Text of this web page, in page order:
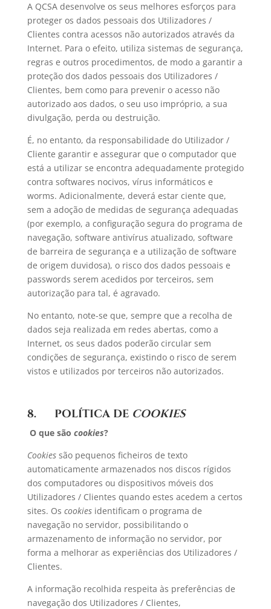
A QCSA desenvolve os seus melhores esforços para
proteger os dados pessoais dos Utilizadores /
Clientes contra acessos não autorizados através da
Internet. Para o efeito, utiliza sistemas de segurança,
regras e outros procedimentos, de modo a garantir a
proteção dos dados pessoais dos Utilizadores /
Clientes, bem como para prevenir o acesso não
autorizado aos dados, o seu uso impróprio, a sua
divulgação, perda ou destruição.
É, no entanto, da responsabilidade do Utilizador /
Cliente garantir e assegurar que o computador que
está a utilizar se encontra adequadamente protegido
contra softwares nocivos, vírus informáticos e
worms. Adicionalmente, deverá estar ciente que,
sem a adoção de medidas de segurança adequadas
(por exemplo, a configuração segura do programa de
navegação, software antivírus atualizado, software
de barreira de segurança e a utilização de software
de origem duvidosa), o risco dos dados pessoais e
passwords serem acedidos por terceiros, sem
autorização para tal, é agravado.
No entanto, note-se que, sempre que a recolha de
dados seja realizada em redes abertas, como a
Internet, os seus dados poderão circular sem
condições de segurança, existindo o risco de serem
vistos e utilizados por terceiros não autorizados.
8. POLÍTICA DE COOKIES
O que são cookies?
Cookiessão pequenos ficheiros de texto
automaticamente armazenados nos discos rígidos
dos computadores ou dispositivos móveis dos
Utilizadores / Clientes quando estes acedem a certos
sites. Os cookiesidentificam o programa de
navegação no servidor, possibilitando o
armazenamento de informação no servidor, por
forma a melhorar as experiências dos Utilizadores /
Clientes.
A informação recolhida respeita às preferências de
navegação dos Utilizadores / Clientes,